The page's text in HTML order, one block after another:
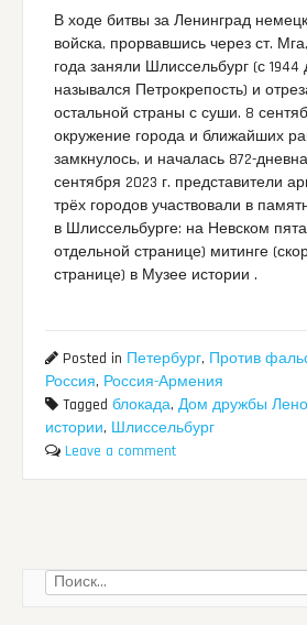
В ходе битвы за Ленинград
войска, прорвавшись через ст.
года заняли Шлиссельбург (с 1944
назывался Петрокрепость) и
остальной страны с суши. 8
окружение города и ближайших
замкнулось, и началась 872-
сентября 2023 г. представители
трёх городов участвовали в
в Шлиссельбурге: на Невском
отдельной странице) митинге
странице) в Музее истории .
Posted in Петербург, Против
Россия, Россия-Армения
Taggedблокада,Дом дружбы
истории, Шлиссельбург
Leave a comment
Найти: